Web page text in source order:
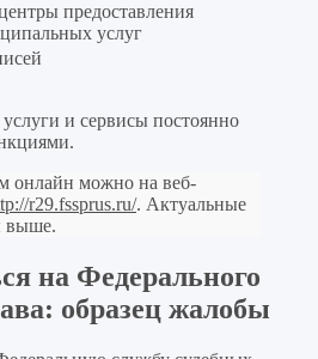
предоставления
услуг
и сервисы постоянно
онлайн можно на веб-
r29.fssprus.ru/. Актуальные
выше.
на Федерального
образец жалобы